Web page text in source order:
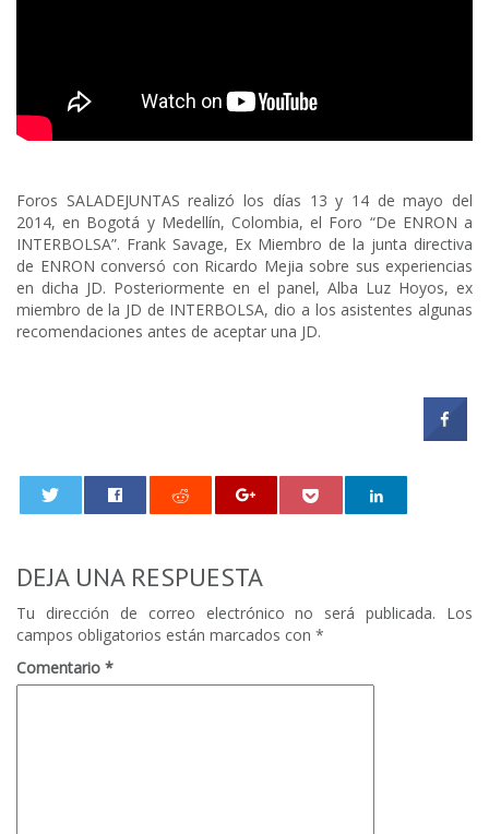
Foros SALADEJUNTAS realizó los días 13 y 14 de mayo del
2014, en Bogotá y Medellín, Colombia, el Foro “De ENRON a
INTERBOLSA”. Frank Savage, Ex Miembro de la junta directiva
de ENRON conversó con Ricardo Mejia sobre sus experiencias
en dicha JD. Posteriormente en el panel, Alba Luz Hoyos, ex
miembro de la JD de INTERBOLSA, dio a los asistentes algunas
recomendaciones antes de aceptar una JD.
DEJA UNA RESPUESTA
Tu dirección de correo electrónico no será publicada.
Los
campos obligatorios están marcados con *
Comentario *